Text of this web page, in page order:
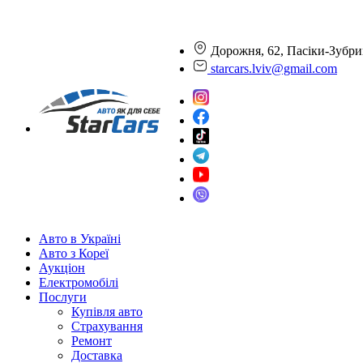
Дорожня, 62, Пасіки-
starcars.lviv@gmail.com
Авто в Україні
Авто з Кореї
Аукціон
Електромобілі
Послуги
Купівля авто
Страхування
Ремонт
Доставка